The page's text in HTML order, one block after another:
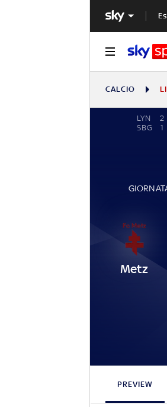
CALCIO
LYN
2
SBG
1
Metz
PREVIEW